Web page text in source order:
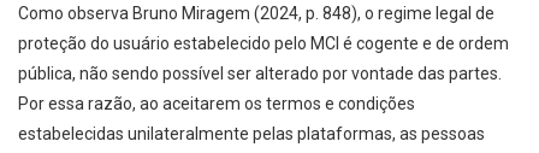
Como observa Bruno Miragem (2024, p. 848), o regime legal de
proteção do usuário estabelecido pelo MCI é cogente e de ordem
pública, não sendo possível ser alterado por vontade das partes.
Por essa razão, ao aceitarem os termos e condições
estabelecidas unilateralmente pelas plataformas, as pessoas